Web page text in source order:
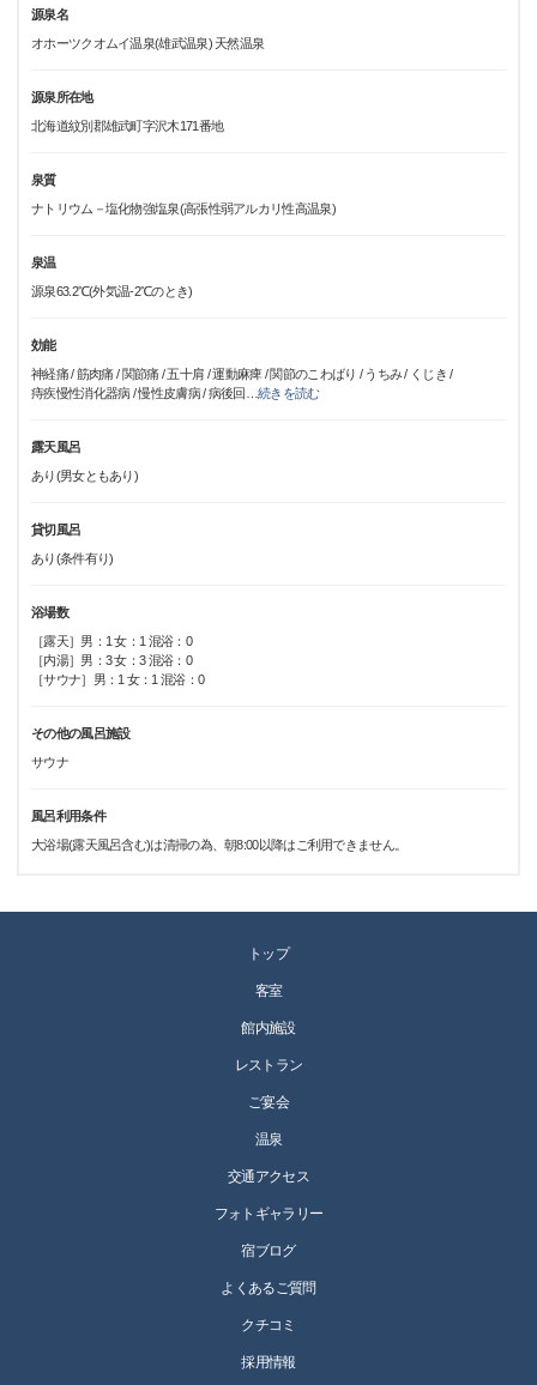
源泉名
オホーツクオムイ温泉(雄武温泉) 天然温泉
源泉所在地
北海道紋別郡雄武町字沢木171番地
泉質
ナトリウム－塩化物強塩泉(高張性弱アルカリ性高温泉)
泉温
源泉63.2℃(外気温-2℃のとき)
効能
神経痛 / 筋肉痛 / 関節痛 / 五十肩 / 運動麻痺 / 関節のこわばり / うちみ / くじき /
痔疾慢性消化器病 / 慢性皮膚病 / 病後回
続きを読む
露天風呂
あり(男女ともあり)
貸切風呂
あり(条件有り)
浴場数
［露天］男：1 女：1 混浴：0
［内湯］男：3 女：3 混浴：0
［サウナ］男：1 女：1 混浴：0
その他の風呂施設
サウナ
風呂利用条件
大浴場(露天風呂含む)は清掃の為、朝8:00以降はご利用できません。
トップ
客室
館内施設
レストラン
ご宴会
温泉
交通アクセス
フォトギャラリー
宿ブログ
よくあるご質問
クチコミ
採用情報